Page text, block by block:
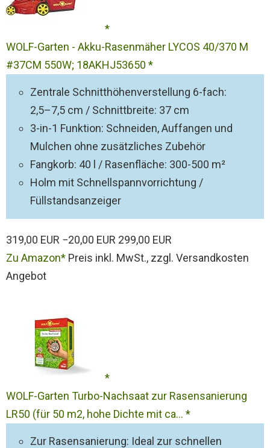
WOLF-Garten - Akku-Rasenmäher LYCOS 40/370 M
#37CM 550W; 18AKHJ53650
Zentrale Schnitthöhenverstellung 6-fach:
2,5–7,5 cm / Schnittbreite: 37 cm
3-in-1 Funktion: Schneiden, Auffangen und
Mulchen ohne zusätzliches Zubehör
Fangkorb: 40 l / Rasenfläche: 300-500 m²
Holm mit Schnellspannvorrichtung /
Füllstandsanzeiger
319,00 EUR −20,00 EUR 299,00 EUR
Zu Amazon
Preis inkl. MwSt., zzgl. Versandkosten
Angebot
WOLF-Garten Turbo-Nachsaat zur Rasensanierung
LR50 (für 50 m2, hohe Dichte mit ca...
Zur Rasensanierung: Ideal zur schnellen